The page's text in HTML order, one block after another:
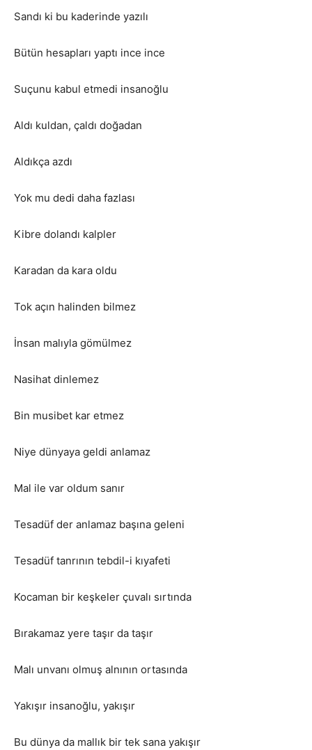
Sandı ki bu kaderinde yazılı
Bütün hesapları yaptı ince ince
Suçunu kabul etmedi insanoğlu
Aldı kuldan, çaldı doğadan
Aldıkça azdı
Yok mu dedi daha fazlası
Kibre dolandı kalpler
Karadan da kara oldu
Tok açın halinden bilmez
İnsan malıyla gömülmez
Nasihat dinlemez
Bin musibet kar etmez
Niye dünyaya geldi anlamaz
Mal ile var oldum sanır
Tesadüf der anlamaz başına geleni
Tesadüf tanrının tebdil-i kıyafeti
Kocaman bir keşkeler çuvalı sırtında
Bırakamaz yere taşır da taşır
Malı unvanı olmuş alnının ortasında
Yakışır insanoğlu, yakışır
Bu dünya da mallık bir tek sana yakışır